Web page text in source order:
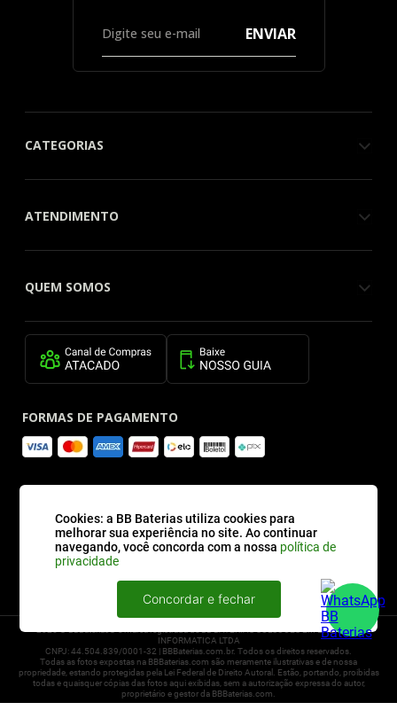
Cookies: a BB Baterias utiliza cookies para
melhorar sua experiência no site. Ao continuar
navegando, você concorda com a nossa política de
privacidade
Concordar e fechar
ENVIAR
CATEGORIAS
ATENDIMENTO
QUEM SOMOS
FORMAS DE PAGAMENTO
SITE SEGURO
2026 © BBBaterias® é marca registrada de BB BATERIAS SOLUCOES EM ENERGIA E
INFORMATICA LTDA
CNPJ: 44.504.839/0001-32 | BBBaterias.com.br. Todos os direitos reservados.
Todas as fotos expostas na BBBaterias.com são meramente ilustrativas e de nossa
propriedade, estando protegidas pela Lei Federal de Direito Autoral. Estão, portando, proibidas
todas e quaisquer cópias das fotos aqui exibidas, sem a autorização expressa do autor,
proprietário e gestor da BBBaterias.com.